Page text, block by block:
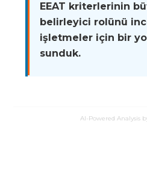
EEAT kriterlerinin
belirleyici rolünü
işletmeler için bir
sunduk.
AI-Powered Analysis